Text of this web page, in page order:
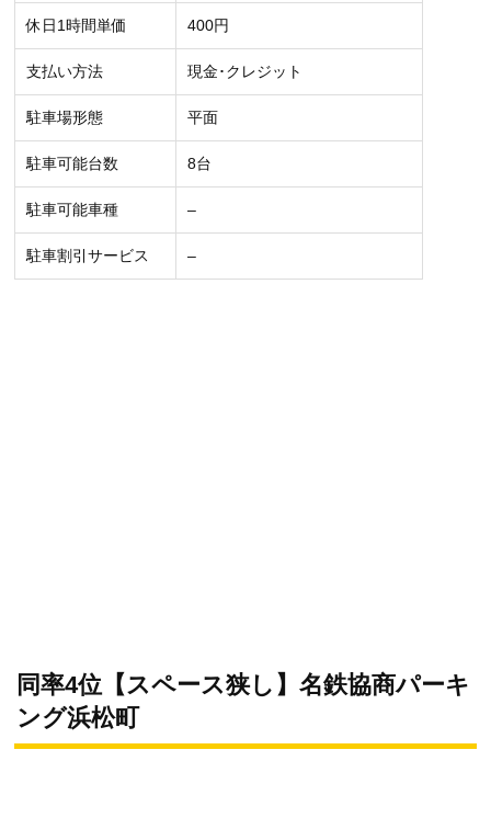
休日1時間単価 400円
支払い方法 現金･クレジット
駐車場形態 平面
駐車可能台数 8台
駐車可能車種 –
駐車割引サービス –
同率4位【スペース狭し】名鉄協商パーキ
ング浜松町